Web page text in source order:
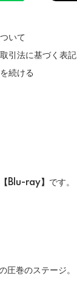
いて
引法に基づく表記
続ける
【Blu-ray】 です。
巻のステージ。